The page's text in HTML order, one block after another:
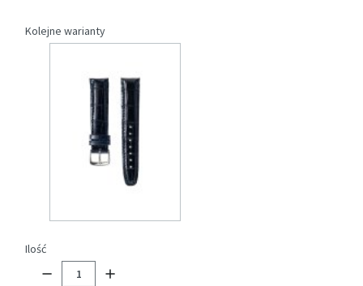
Kolejne warianty
Ilość